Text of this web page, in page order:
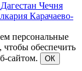
Дагестан Чечня
Карачаево-
персональные
обеспечить
сайтом.
ОК